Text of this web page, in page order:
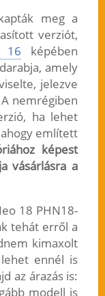
meg a
verziót,
16 képében
amely
jelezve
nemrégiben
ha lehet
említett
képest
vásárlásra a
18 PHN18-
tehát erről a
kimaxolt
ennél is
az árazás is:
modell is